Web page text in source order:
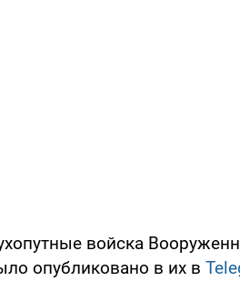
войска
опубликовано в их в